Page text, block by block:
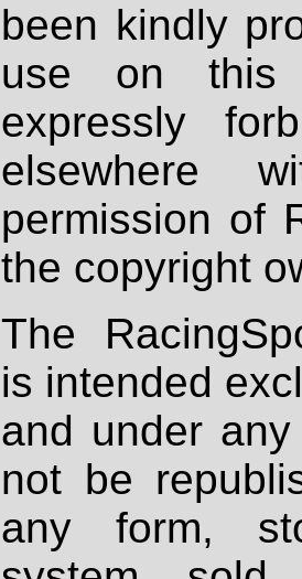
been kindly
use on
expressly
elsewhere
permission of
the copyright
The
is intended
and under
not be
any form,